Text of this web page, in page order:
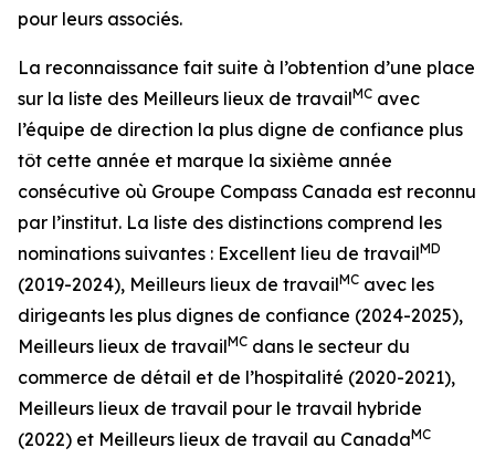
pour leurs associés.
La reconnaissance fait suite à l’obtention d’une place
sur la liste des Meilleurs lieux de travailMC avec
l’équipe de direction la plus digne de confiance plus
tôt cette année et marque la sixième année
consécutive où Groupe Compass Canada est reconnu
par l’institut. La liste des distinctions comprend les
nominations suivantes : Excellent lieu de travailMD
(2019-2024), Meilleurs lieux de travailMC avec les
dirigeants les plus dignes de confiance (2024-2025),
Meilleurs lieux de travailMC dans le secteur du
commerce de détail et de l’hospitalité (2020-2021),
Meilleurs lieux de travail pour le travail hybride
(2022) et Meilleurs lieux de travail au CanadaMC